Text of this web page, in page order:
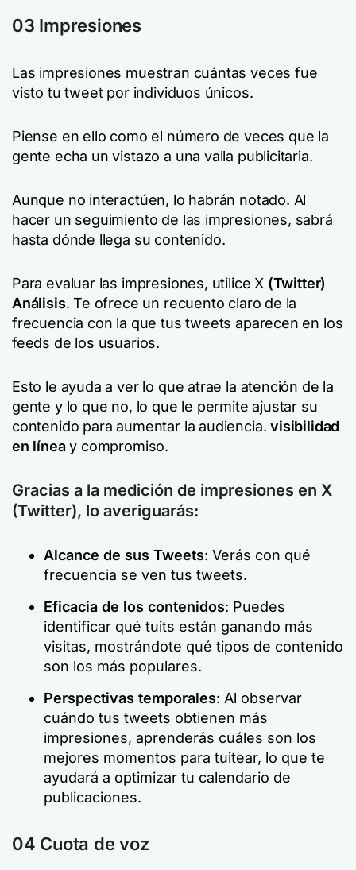
03 Impresiones
Las impresiones muestran cuántas veces fue
visto tu tweet por individuos únicos.
Piense en ello como el número de veces que la
gente echa un vistazo a una valla publicitaria.
Aunque no interactúen, lo habrán notado. Al
hacer un seguimiento de las impresiones, sabrá
hasta dónde llega su contenido.
Para evaluar las impresiones, utilice X (Twitter)
Análisis. Te ofrece un recuento claro de la
frecuencia con la que tus tweets aparecen en los
feeds de los usuarios.
Esto le ayuda a ver lo que atrae la atención de la
gente y lo que no, lo que le permite ajustar su
contenido para aumentar la audiencia.visibilidad
en líneay compromiso.
Gracias a la medición de impresiones en X
(Twitter), lo averiguarás:
Alcance de sus Tweets: Verás con qué
frecuencia se ven tus tweets.
Eficacia de los contenidos: Puedes
identificar qué tuits están ganando más
visitas, mostrándote qué tipos de contenido
son los más populares.
Perspectivas temporales: Al observar
cuándo tus tweets obtienen más
impresiones, aprenderás cuáles son los
mejores momentos para tuitear, lo que te
ayudará a optimizar tu calendario de
publicaciones.
04 Cuota de voz